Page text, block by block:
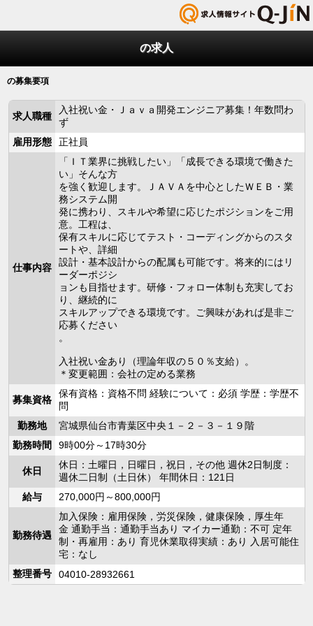
の求人
の募集要項
求人職種
入社祝い金・Ｊａｖａ開発エンジニア募集！年数問わ
ず
雇用形態
正社員
仕事内容
「ＩＴ業界に挑戦したい」「成長できる環境で働きた
い」そんな方
を強く歓迎します。ＪＡＶＡを中心としたＷＥＢ・業
務システム開
発に携わり、スキルや希望に応じたポジションをご用
意。工程は、
保有スキルに応じてテスト・コーディングからのスタ
ートや、詳細
設計・基本設計からの配属も可能です。将来的にはリ
ーダーポジシ
ョンも目指せます。研修・フォロー体制も充実してお
り、継続的に
スキルアップできる環境です。ご興味があれば是非ご
応募ください
。
入社祝い金あり（理論年収の５０％支給）。
＊変更範囲：会社の定める業務
募集資格
保有資格：資格不問 経験について：必須 学歴：学歴不
問
勤務地
宮城県仙台市青葉区中央１－２－３－１９階
勤務時間
9時00分～17時30分
休日
休日：土曜日，日曜日，祝日，その他 週休2日制度：
週休二日制（土日休） 年間休日：121日
給与
270,000円～800,000円
勤務待遇
加入保険：雇用保険，労災保険，健康保険，厚生年
金 通勤手当：通勤手当あり マイカー通勤：不可 定年
制・再雇用：あり 育児休業取得実績：あり 入居可能住
宅：なし
整理番号
04010-28932661